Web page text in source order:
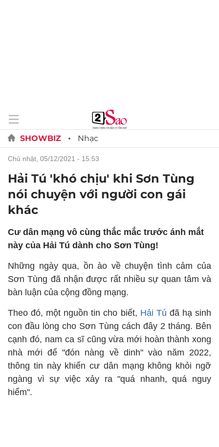
SHOWBIZ Nhạc
chủ nhật, 05/12/2021 - 15:53
Hải Tú 'khó chịu' khi Sơn Tùng
nói chuyện với người con gái
khác
Cư dân mạng vô cùng thắc mắc trước ánh mắt
này của Hải Tú dành cho Sơn Tùng!
Những ngày qua, ồn ào về chuyện tình cảm của
Sơn Tùng đã nhận được rất nhiều sự quan tâm và
bàn luận của cộng đồng mạng.
Theo đó, một nguồn tin cho biết, Hải Tú đã hạ sinh
con đầu lòng cho Sơn Tùng cách đây 2 tháng. Bên
cạnh đó, nam ca sĩ cũng vừa mới hoàn thành xong
nhà mới để "đón nàng về dinh" vào năm 2022,
thông tin này khiến cư dân mạng không khỏi ngỡ
ngàng vì sự việc xảy ra "quá nhanh, quá nguy
hiểm".